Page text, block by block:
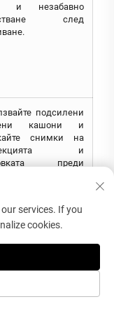
и незабавно
след
подсилени
кашони и
снимки на
и
преди
services. If you
cookies.